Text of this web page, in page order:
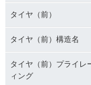
タイヤ（前）
タイヤ（前）構造名
タイヤ（前）プライレ
ィング